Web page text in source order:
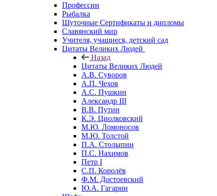
Профессии
Рыбалка
Шуточные Сертификаты и дипломы
Славянский мир
Учителя, учащиеся, детский сад
Цитаты Великих Людей
Назад
Цитаты Великих Людей
А.В. Суворов
А.П. Чехов
А.С. Пушкин
Александр III
В.В. Путин
К.Э. Циолковский
М.Ю. Ломоносов
М.Ю. Толстой
П.А. Столыпин
П.С. Нахимов
Петр I
С.П. Королёв
Ф.М. Достоевский
Ю.А. Гагарин